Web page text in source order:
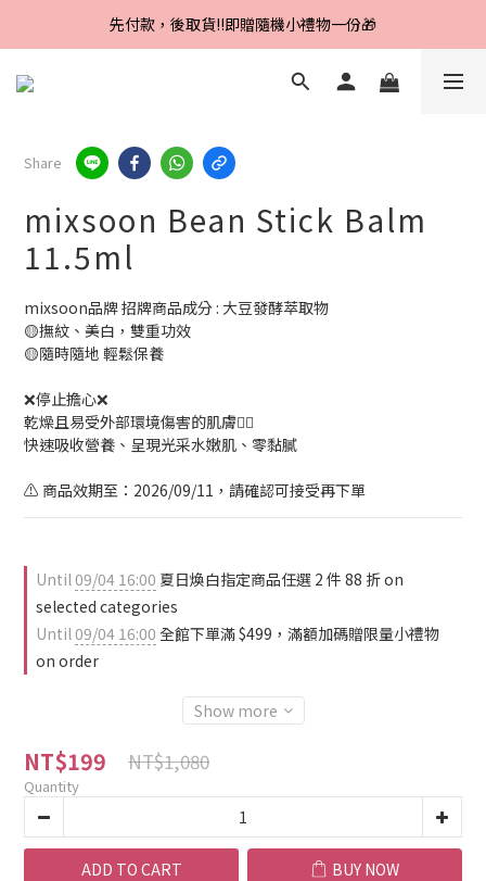
Line好友招募中，首購、回購皆贈100元
先付款，後取貨‼️即贈隨機小禮物一份🎁
Line好友招募中，首購、回購皆贈100元
Share
mixsoon Bean Stick Balm
11.5ml
mixsoon品牌 招牌商品成分 : 大豆發酵萃取物
🟡撫紋、美白，雙重功效
🟡隨時隨地 輕鬆保養
❌停止擔心❌
乾燥且易受外部環境傷害的肌膚🙅‍♀️
快速吸收營養、呈現光采水嫩肌、零黏膩
⚠️ 商品效期至：2026/09/11，請確認可接受再下單
Until09/04 16:00 夏日煥白指定商品任選 2 件 88 折 on
selected categories
Until09/04 16:00 全館下單滿 $499，滿額加碼贈限量小禮物
on order
Show more
NT$199 NT$1,080
Quantity
ADD TO CART BUY NOW